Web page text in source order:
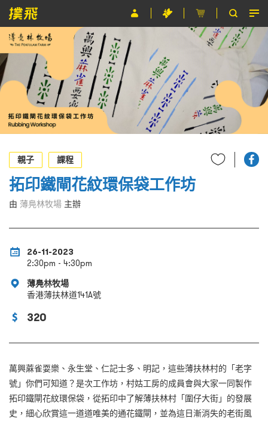
節目
主辦單位
關於撲飛
條款及細則
EN
親子
課程
拓印鐵閘花紋環保袋工作坊
由 薄鳧林牧場 主辦
26-11-2023
2:30pm - 4:30pm
薄鳧林牧場
香港薄扶林道141A號
320
萬興蔴雀耍樂、永生堂、仁記士多、明記，這些薄扶林村的「老字
號」你們可知道？是次工作坊，村姑工房的成員會與大家一同製作
拓印鐵閘花紋環保袋，從拓印中了解薄扶林村「圍仔大街」的發展
史，細心欣賞這一道道唯美的通花鐵閘，並為這日漸消失的老街風